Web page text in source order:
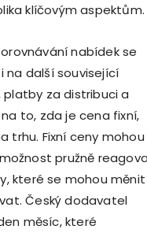
klíčovým aspektům.
nabídek se
na další související
platby za distribuci a
to, zda je cena fixní,
trhu. Fixní ceny mohou
pružně
které se mohou měnit
Český dodavatel
měsíc, které